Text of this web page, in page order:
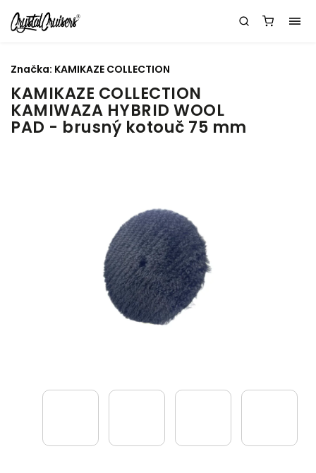
KAMIKAZE COLLECTION
KAMIWAZA HYBRID WOOL
PAD - brusný kotouč 75 mm
Značka: KAMIKAZE COLLECTION